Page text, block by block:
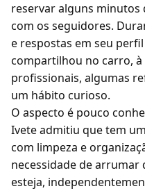
reservar alguns minutos
com os seguidores.
e respostas em seu
compartilhou no carro,
profissionais, algumas
um hábito curioso.
O aspecto é pouco
Ivete admitiu que tem
com limpeza e
necessidade de
esteja,